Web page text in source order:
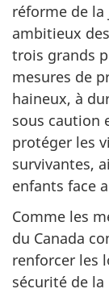
réforme de
ambitieux
trois grands
mesures de
haineux, à
sous caution
protéger les
survivantes,
enfants face
Comme les
du Canada
renforcer les
sécurité de